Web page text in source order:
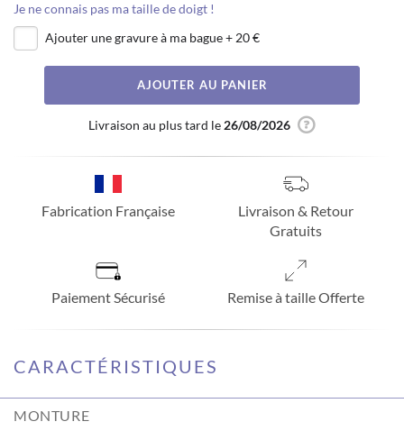
Je ne connais pas ma taille de doigt !
Ajouter une gravure à ma bague+ 20 €
AJOUTER AU PANIER
Livraison au plus tard le 26/08/2026
Fabrication Française
Livraison & Retour
Gratuits
Paiement Sécurisé Remise à taille Offerte
CARACTÉRISTIQUES
MONTURE